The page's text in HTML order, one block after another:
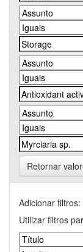
Retornar
Adicionar filtros:
Utilizar filtros